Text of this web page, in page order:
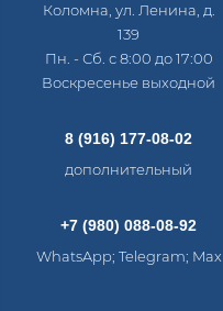
Коломна, ул. Ленина, д.
139
Пн. - Сб. с 8:00 до 17:00
Воскресенье выходной
8 (916) 177-08-02
дополнительный
+7 (980) 088-08-92
WhatsApp; Telegram; Max